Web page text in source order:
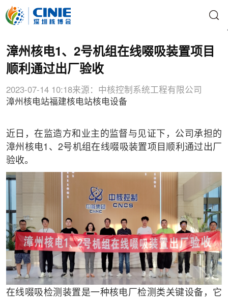
漳州核电1、2号机组在线啜吸装置项目
顺利通过出厂验收
2023-07-14 10:18来源：中核控制系统工程有限公司
漳州核电站福建核电站核电设备
近日，在监造方和业主的监督与见证下，公司承担的
漳州核电1、2号机组在线啜吸装置项目顺利通过出厂
验收。
在线啜吸检测装置是一种核电厂检测类关键设备，它